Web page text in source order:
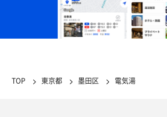
TOP 東京都 墨田区 電気湯